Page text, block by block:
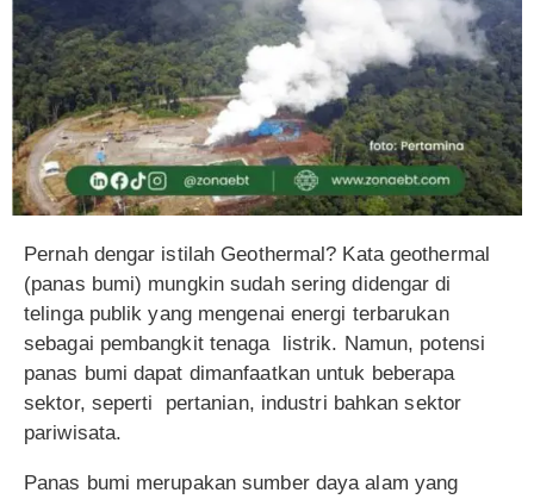
Pernah dengar istilah Geothermal? Kata geothermal
(panas bumi) mungkin sudah sering didengar di
telinga publik yang mengenai energi terbarukan
sebagai pembangkit tenaga listrik. Namun, potensi
panas bumi dapat dimanfaatkan untuk beberapa
sektor, seperti pertanian, industri bahkan sektor
pariwisata.
Panas bumi merupakan sumber daya alam yang